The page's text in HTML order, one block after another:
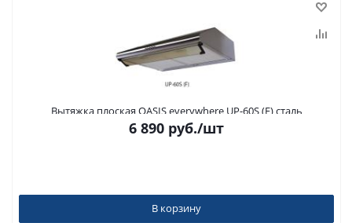
Вытяжка плоская OASIS everywhere UP-60S (F) сталь
6 890 руб./шт
В корзину